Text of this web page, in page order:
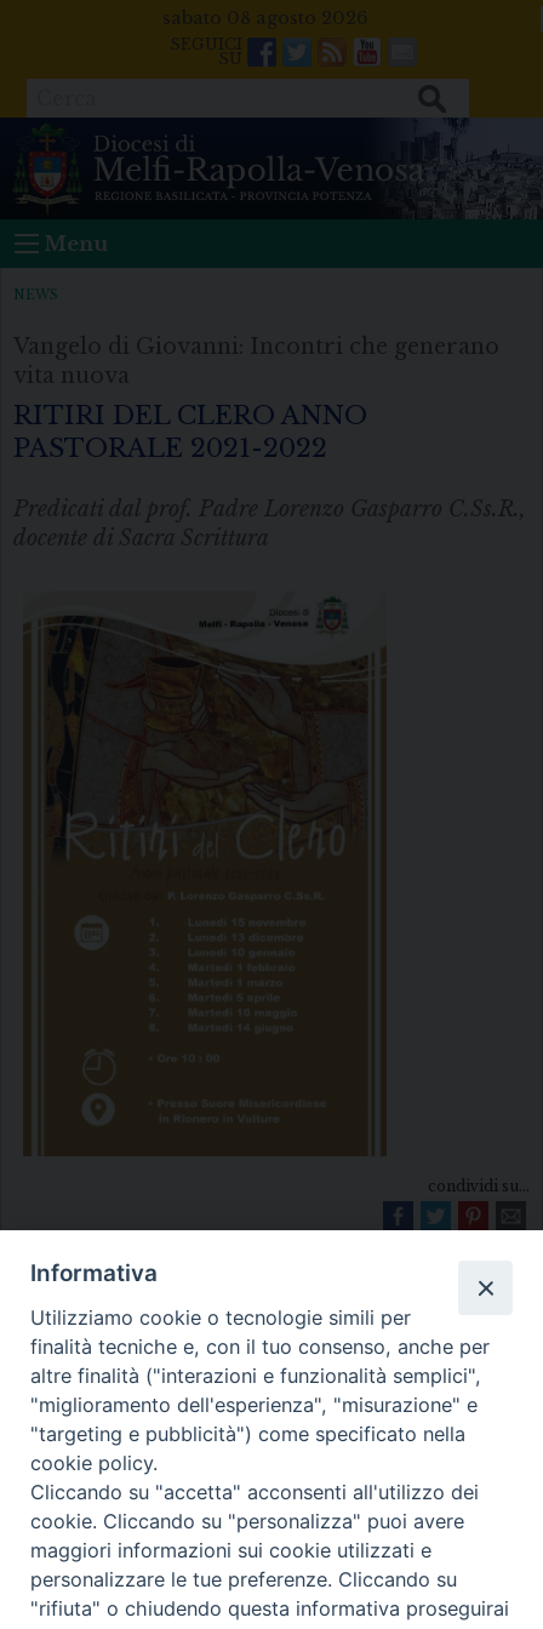
sabato 08 agosto 2026
Facebook
Twitter
FeedsYoutube
Mail
Menu
NEWS
Vangelo di Giovanni: Incontri che generano
vita nuova
RITIRI DEL CLERO ANNO
PASTORALE 2021-2022
Predicati dal prof. Padre Lorenzo Gasparro C.Ss.R.,
docente di Sacra Scrittura
condividi su...
Diocesi di Melfi Rapolla Venosa
• Largo Duomo, 12 - 85025 MELFI (PZ) •
Tel. 0972238604
PEC ufficiale della Diocesi:
diocesi.melfi_rapolla_venosa@legalmail.it
Informativa
Utilizziamo cookie o tecnologie simili per
finalità tecniche e, con il tuo consenso, anche per
altre finalità ("interazioni e funzionalità semplici",
"miglioramento dell'esperienza", "misurazione" e
"targeting e pubblicità") come specificato nella
cookie policy.
Cliccando su "accetta" acconsenti all'utilizzo dei
cookie. Cliccando su "personalizza" puoi avere
maggiori informazioni sui cookie utilizzati e
personalizzare le tue preferenze. Cliccando su
"rifiuta" o chiudendo questa informativa proseguirai